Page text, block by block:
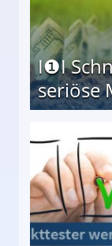
I❶I
seriöse